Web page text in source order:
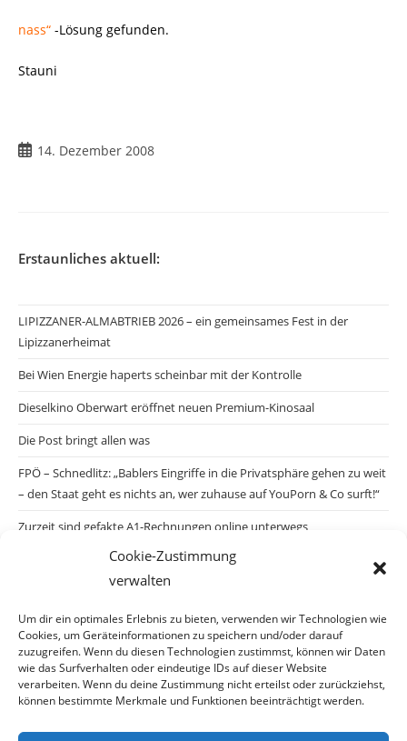
Cookie-Zustimmung
verwalten
Um dir ein optimales Erlebnis zu bieten, verwenden wir Technologien wie
Cookies, um Geräteinformationen zu speichern und/oder darauf
zuzugreifen. Wenn du diesen Technologien zustimmst, können wir Daten
wie das Surfverhalten oder eindeutige IDs auf dieser Website
verarbeiten. Wenn du deine Zustimmung nicht erteilst oder zurückziehst,
können bestimmte Merkmale und Funktionen beeinträchtigt werden.
nass“ -Lösung gefunden.
Stauni
Beitrag14. Dezember 2008
Erstaunliches aktuell:
LIPIZZANER-ALMABTRIEB 2026 – ein gemeinsames Fest in der
Lipizzanerheimat
Bei Wien Energie haperts scheinbar mit der Kontrolle
Dieselkino Oberwart eröffnet neuen Premium-Kinosaal
Die Post bringt allen was
FPÖ – Schnedlitz: „Bablers Eingriffe in die Privatsphäre gehen zu weit
– den Staat geht es nichts an, wer zuhause auf YouPorn & Co surft!“
Zurzeit sind gefakte A1-Rechnungen online unterwegs
Salzburgs Juden und ihre Sicherheit: „Erst nach einem Anschlag wäre
die Gefahr endlich konkret!“
Biologisches Wunder in Ceuta
Ein vermeintliches Abschiebemärchen
Archiv